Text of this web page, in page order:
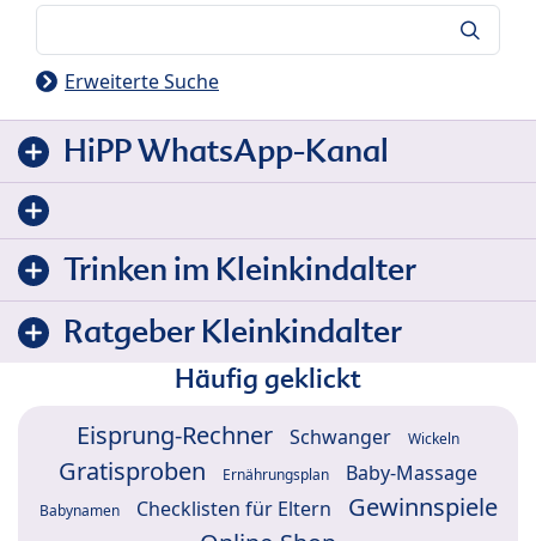
Erweiterte Suche
HiPP WhatsApp-Kanal
Trinken im Kleinkindalter
Ratgeber Kleinkindalter
Häufig geklickt
Eisprung-Rechner Schwanger Wickeln
Gratisproben Ernährungsplan Baby-Massage
Babynamen Checklisten für Eltern
Gewinnspiele